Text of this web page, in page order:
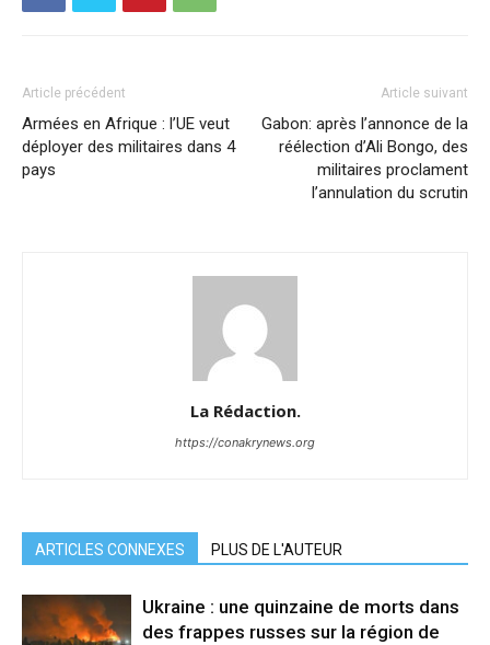
Article précédent
Armées en Afrique : l’UE veut
déployer des militaires dans 4
pays
Article suivant
Gabon: après l’annonce de la
réélection d’Ali Bongo, des
militaires proclament
l’annulation du scrutin
La Rédaction.
https://conakrynews.org
ARTICLES CONNEXES PLUS DE L'AUTEUR
Ukraine : une quinzaine de morts dans
des frappes russes sur la région de